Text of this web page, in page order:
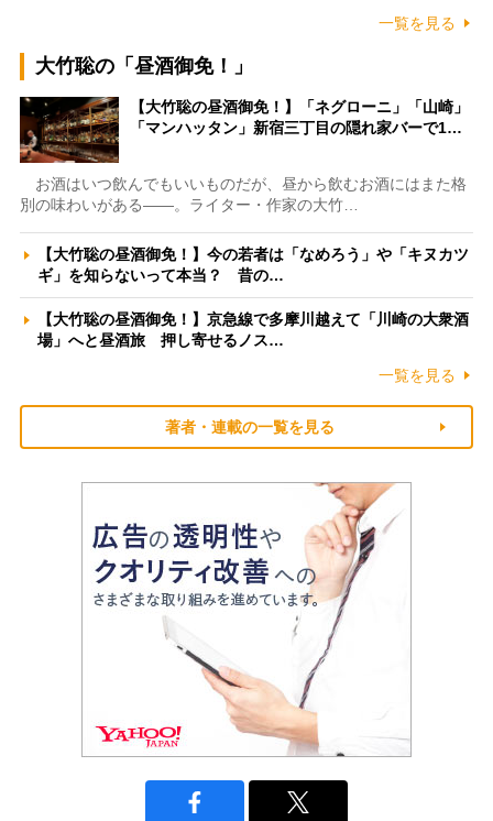
一覧を見る
大竹聡の「昼酒御免！」
【大竹聡の昼酒御免！】「ネグローニ」「山崎」
「マンハッタン」新宿三丁目の隠れ家バーで1…
お酒はいつ飲んでもいいものだが、昼から飲むお酒にはまた格
別の味わいがある――。ライター・作家の大竹…
【大竹聡の昼酒御免！】今の若者は「なめろう」や「キヌカツ
ギ」を知らないって本当？ 昔の…
【大竹聡の昼酒御免！】京急線で多摩川越えて「川崎の大衆酒
場」へと昼酒旅 押し寄せるノス…
一覧を見る
著者・連載の一覧を見る